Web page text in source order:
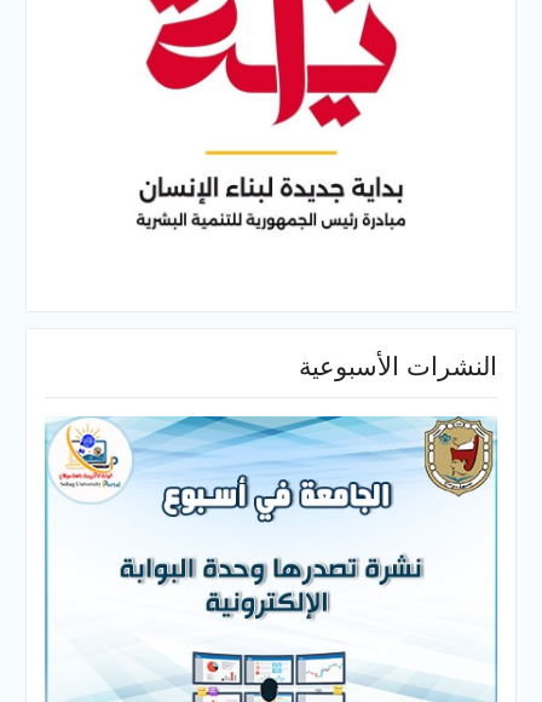
النشرات الأسبوعية